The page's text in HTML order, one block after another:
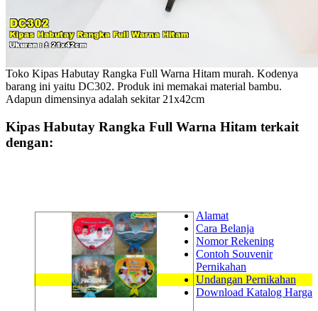
Toko Kipas Habutay Rangka Full Warna Hitam murah. Kodenya
barang ini yaitu DC302. Produk ini memakai material bambu.
Adapun dimensinya adalah sekitar 21x42cm
Kipas Habutay Rangka Full Warna Hitam terkait
dengan:
Alamat
Cara Belanja
Nomor Rekening
Contoh Souvenir
Pernikahan
Undangan Pernikahan
Download Katalog Harga